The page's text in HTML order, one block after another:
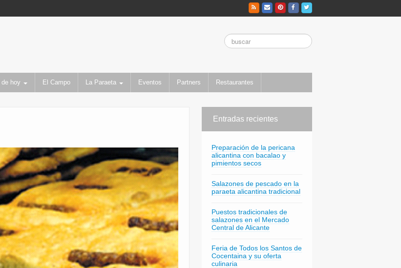
hoy El Campo La Paraeta Eventos Partners Restaurantes
Entradas recientes
Preparación de la pericana
alicantina con bacalao y
pimientos secos
Salazones de pescado en la
paraeta alicantina tradicional
Puestos tradicionales de
salazones en el Mercado
Central de Alicante
Feria de Todos los Santos de
Cocentaina y su oferta
culinaria